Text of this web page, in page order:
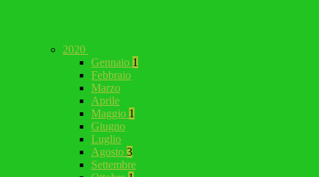
2020
Gennaio 1
Febbraio
Marzo
Aprile
Maggio 1
Giugno
Luglio
Agosto 3
Settembre